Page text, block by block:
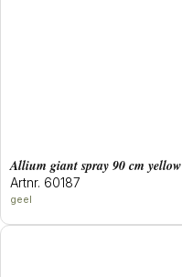
allium giant spray 90 cm yellow
Artnr. 60187
geel